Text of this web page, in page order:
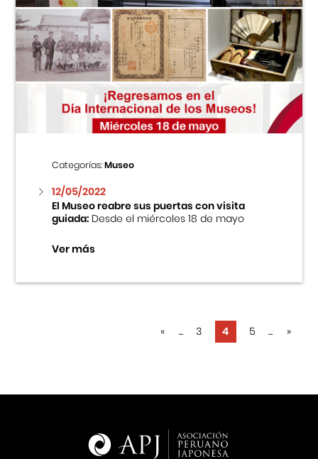
Categorías:Museo
12/05/2022
El Museo reabre sus puertas con visita
guiada:Desde el miércoles 18 de mayo
Ver más
« ... 3 4 5 ... »